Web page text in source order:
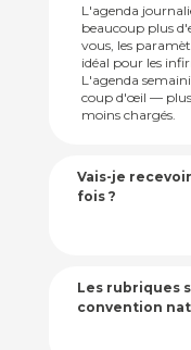
L'agenda
beaucoup plus
vous, les
idéal pour les
L'agenda
coup d'œil — plus
moins chargés.
Vais-je
fois ?
Les rubriques
convention